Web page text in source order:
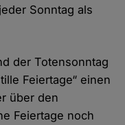
Sonntag als
der Totensonntag
Feiertage“ einen
über den
Feiertage noch